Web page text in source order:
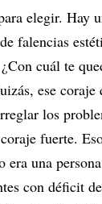
elegir. Hay
falencias
cuál te
ese coraje
los
fuerte.
una
con déficit